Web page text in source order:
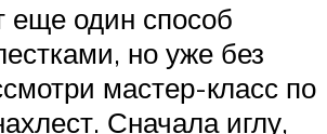
еще один способ
но уже без
мастер-класс по
Сначала иглу,